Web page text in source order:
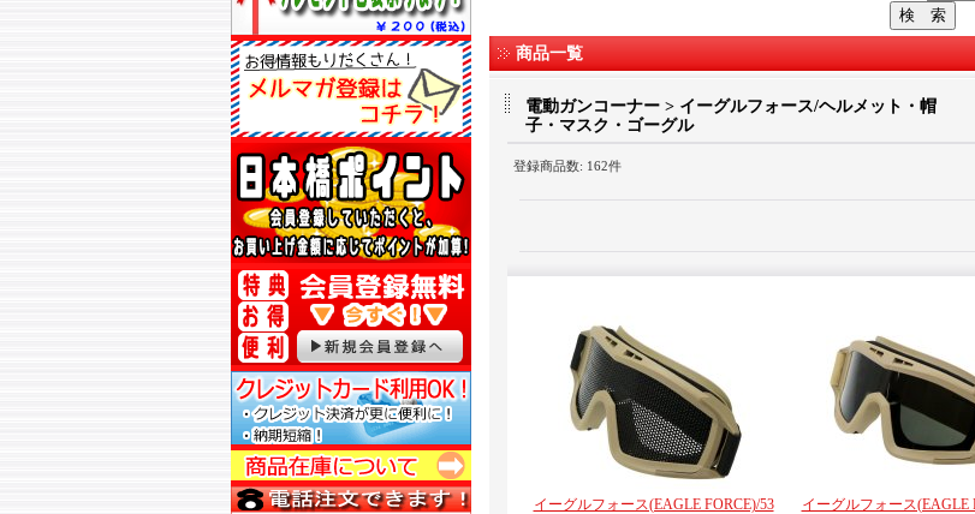
商品一覧
電動ガンコーナー > イーグルフォース/ヘルメット・帽
子・マスク・ゴーグル
登録商品数: 162件
イーグルフォース(EAGLE FORCE)/53
イーグルフォース(EAGLE